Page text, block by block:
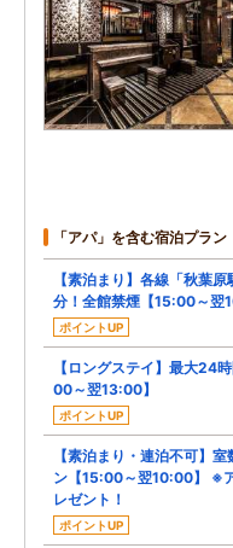
「アパ」を含む宿泊プラン
【素泊まり】各線「秋葉
分！全館禁煙【15:00～翌
ポイントUP
【ロングステイ】最大24
00～翌13:00】
ポイントUP
【素泊まり・連泊不可】
ン【15:00～翌10:00】 ※
レゼント！
ポイントUP